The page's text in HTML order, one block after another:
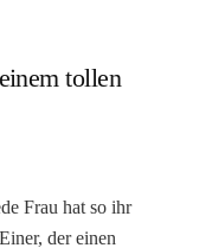
tollen
Frau hat so ihr
der einen